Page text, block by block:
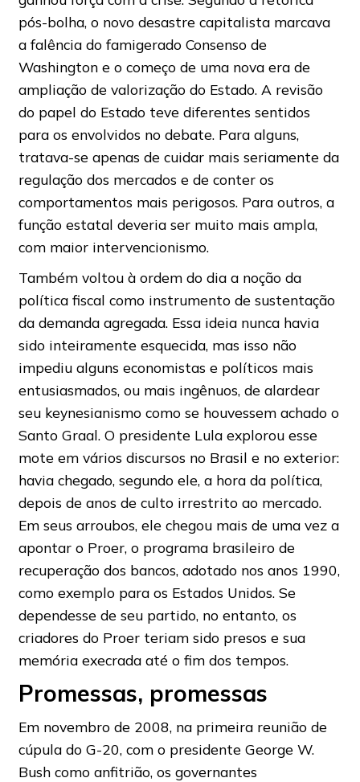
pós-bolha, o novo desastre capitalista marcava
a falência do famigerado Consenso de
Washington e o começo de uma nova era de
ampliação de valorização do Estado. A revisão
do papel do Estado teve diferentes sentidos
para os envolvidos no debate. Para alguns,
tratava-se apenas de cuidar mais seriamente da
regulação dos mercados e de conter os
comportamentos mais perigosos. Para outros, a
função estatal deveria ser muito mais ampla,
com maior intervencionismo.
Também voltou à ordem do dia a noção da
política fiscal como instrumento de sustentação
da demanda agregada. Essa ideia nunca havia
sido inteiramente esquecida, mas isso não
impediu alguns economistas e políticos mais
entusiasmados, ou mais ingênuos, de alardear
seu keynesianismo como se houvessem achado o
Santo Graal. O presidente Lula explorou esse
mote em vários discursos no Brasil e no exterior:
havia chegado, segundo ele, a hora da política,
depois de anos de culto irrestrito ao mercado.
Em seus arroubos, ele chegou mais de uma vez a
apontar o Proer, o programa brasileiro de
recuperação dos bancos, adotado nos anos 1990,
como exemplo para os Estados Unidos. Se
dependesse de seu partido, no entanto, os
criadores do Proer teriam sido presos e sua
memória execrada até o fim dos tempos.
Promessas, promessas
Em novembro de 2008, na primeira reunião de
cúpula do G-20, com o presidente George W.
Bush como anfitrião, os governantes